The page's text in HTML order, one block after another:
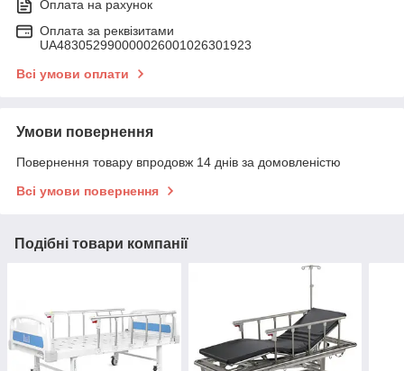
Оплата на рахунок
Оплата за реквізитами
UA483052990000026001026301923
Всі умови оплати
Умови повернення
Повернення товару впродовж 14 днів за домовленістю
Всі умови повернення
Подібні товари компанії